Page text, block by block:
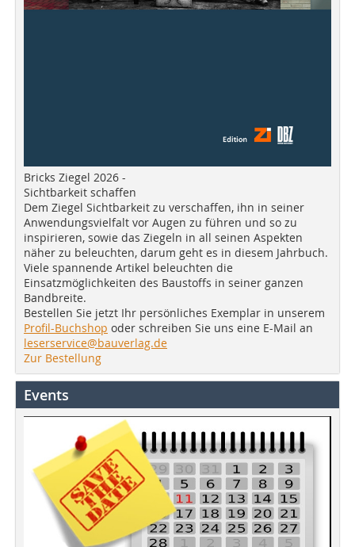
Bricks Ziegel 2026 -
Sichtbarkeit schaffen
Dem Ziegel Sichtbarkeit zu verschaffen, ihn in seiner
Anwendungsvielfalt vor Augen zu führen und so zu
inspirieren, sowie das Ziegeln in all seinen Aspekten
näher zu beleuchten, darum geht es in diesem Jahrbuch.
Viele spannende Artikel beleuchten die
Einsatzmöglichkeiten des Baustoffs in seiner ganzen
Bandbreite.
Bestellen Sie jetzt Ihr persönliches Exemplar in unserem
Profil-Buchshop oder schreiben Sie uns eine E-Mail an
leserservice@bauverlag.de
Zur Bestellung
Events